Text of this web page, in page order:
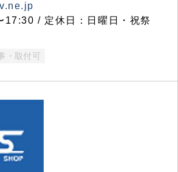
17:30 / 定休日：日曜日・祝祭
・取付可